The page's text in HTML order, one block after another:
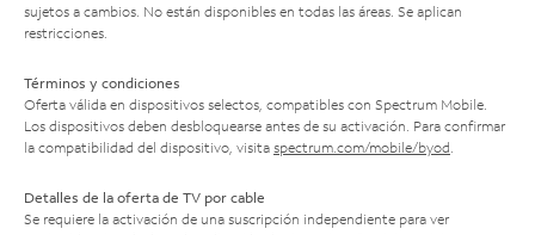
sujetos a cambios. No están disponibles en todas las áreas. Se aplican
restricciones.
Términos y condiciones
Oferta válida en dispositivos selectos, compatibles con Spectrum Mobile.
Los dispositivos deben desbloquearse antes de su activación. Para confirmar
la compatibilidad del dispositivo, visita spectrum.com/mobile/byod
Detalles de la oferta de TV por cable
Se requiere la activación de una suscripción independiente para ver